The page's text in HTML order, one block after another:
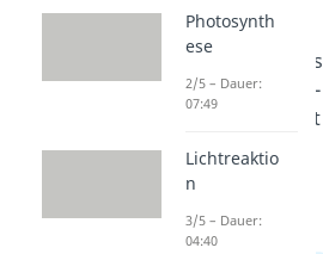
Michaelis
-Menten-
g
Michaelis
-Menten-
Konstant
Photosynth
ese
2/5 – Dauer:
07:49
Lichtreaktio
n
3/5 – Dauer:
04:40